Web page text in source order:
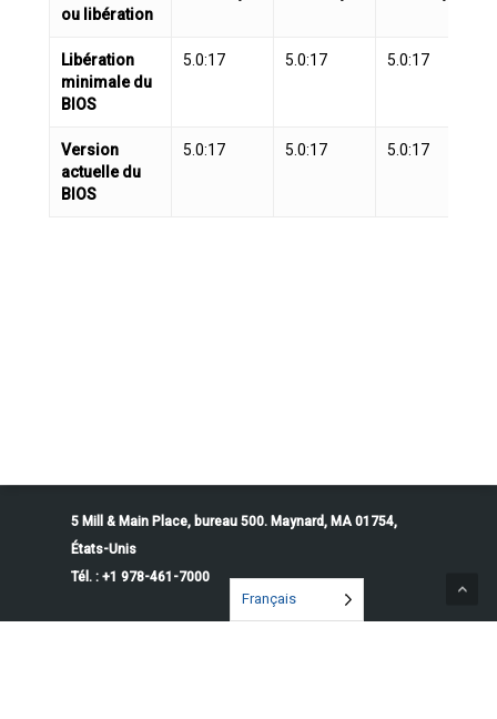
ou libération
Libération
minimale du
BIOS
5.0:17 5.0:17 5.0:17
Version
actuelle du
BIOS
5.0:17 5.0:17 5.0:17
5 Mill & Main Place, bureau 500. Maynard, MA 01754,
États-Unis
Tél. : +1 978-461-7000
Français